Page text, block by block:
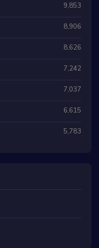
9,853
8,906
8,626
7,242
7,037
6,615
5,783